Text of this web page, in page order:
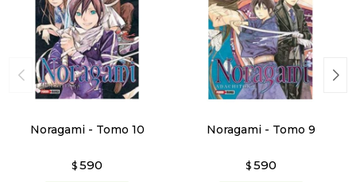
Noragami - Tomo 10
$ 590
Noragami - Tomo 9
$ 590